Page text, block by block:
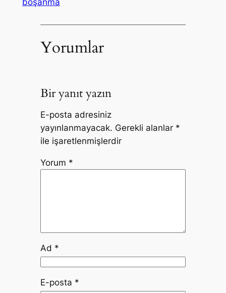
boşanma
Yorumlar
Bir yanıt yazın
E-posta adresiniz
yayınlanmayacak. Gerekli alanlar *
ile işaretlenmişlerdir
Yorum *
Ad *
E-posta *